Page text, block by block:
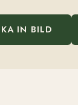
IN BILD